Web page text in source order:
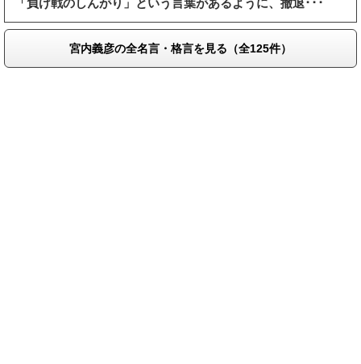
宮内義彦の全名言・格言を見る（全125件）